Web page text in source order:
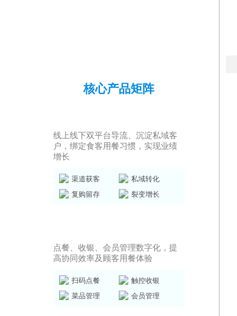
核心产品矩阵
线上线下双平台导流、沉淀私域客
户，绑定食客用餐习惯，实现业绩
增长
渠道获客
私域转化
复购留存
裂变增长
点餐、收银、会员管理数字化，提
高协同效率及顾客用餐体验
扫码点餐
触控收银
菜品管理
会员管理